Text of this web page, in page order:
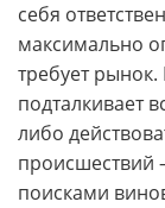
себя
максимально
требует
подталкивает
либо
происшествий
поисками